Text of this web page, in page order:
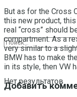
Нет результатов
But as for the Cross
this new product,
real “cross” should
compartment.As a
very similar to a
BMW has to make
in its style, then VW
Добавить